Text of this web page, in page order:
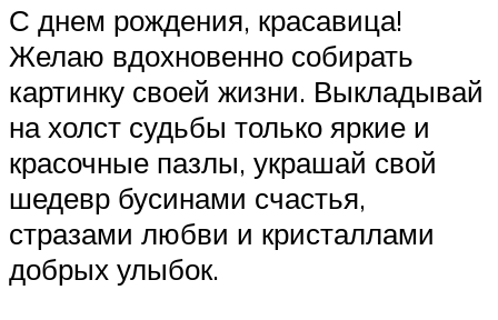
С днем рождения, красавица!
Желаю вдохновенно собирать
картинку своей жизни. Выкладывай
на холст судьбы только яркие и
красочные пазлы, украшай свой
шедевр бусинами счастья,
стразами любви и кристаллами
добрых улыбок.